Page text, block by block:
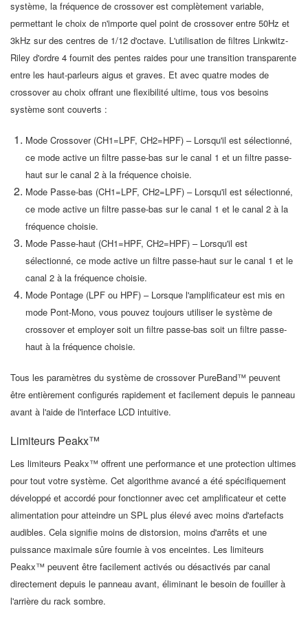
système, la fréquence de crossover est complètement variable,
permettant le choix de n'importe quel point de crossover entre 50Hz et
3kHz sur des centres de 1/12 d'octave. L'utilisation de filtres Linkwitz-
Riley d'ordre 4 fournit des pentes raides pour une transition transparente
entre les haut-parleurs aigus et graves. Et avec quatre modes de
crossover au choix offrant une flexibilité ultime, tous vos besoins
système sont couverts :
Mode Crossover (CH1=LPF, CH2=HPF) – Lorsqu'il est sélectionné,
ce mode active un filtre passe-bas sur le canal 1 et un filtre passe-
haut sur le canal 2 à la fréquence choisie.
Mode Passe-bas (CH1=LPF, CH2=LPF) – Lorsqu'il est sélectionné,
ce mode active un filtre passe-bas sur le canal 1 et le canal 2 à la
fréquence choisie.
Mode Passe-haut (CH1=HPF, CH2=HPF) – Lorsqu'il est
sélectionné, ce mode active un filtre passe-haut sur le canal 1 et le
canal 2 à la fréquence choisie.
Mode Pontage (LPF ou HPF) – Lorsque l'amplificateur est mis en
mode Pont-Mono, vous pouvez toujours utiliser le système de
crossover et employer soit un filtre passe-bas soit un filtre passe-
haut à la fréquence choisie.
Tous les paramètres du système de crossover PureBand™ peuvent
être entièrement configurés rapidement et facilement depuis le panneau
avant à l'aide de l'interface LCD intuitive.
Limiteurs Peakx™
Les limiteurs Peakx™ offrent une performance et une protection ultimes
pour tout votre système. Cet algorithme avancé a été spécifiquement
développé et accordé pour fonctionner avec cet amplificateur et cette
alimentation pour atteindre un SPL plus élevé avec moins d'artefacts
audibles. Cela signifie moins de distorsion, moins d'arrêts et une
puissance maximale sûre fournie à vos enceintes. Les limiteurs
Peakx™ peuvent être facilement activés ou désactivés par canal
directement depuis le panneau avant, éliminant le besoin de fouiller à
l'arrière du rack sombre.